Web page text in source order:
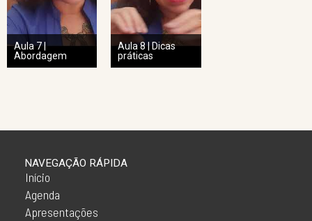
Aula 7 |
Abordagem
Aula 8 | Dicas
práticas
Início
Agenda
Apresentações
NAVEGAÇÃO RÁPIDA